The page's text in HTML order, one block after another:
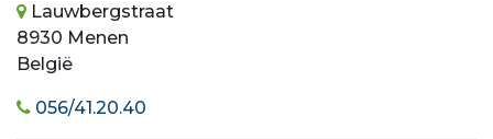
Lauwbergstraat
8930 Menen
België
056/41.20.40